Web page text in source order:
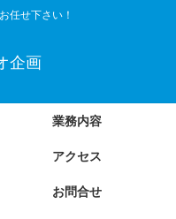
任せ下さい！
企画
業務内容
アクセス
お問合せ